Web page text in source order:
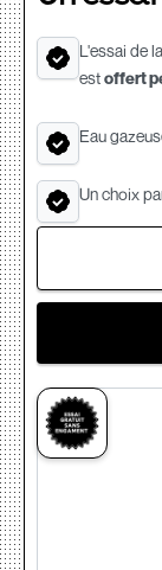
L'essai de
estoffert
Eau
Un choix